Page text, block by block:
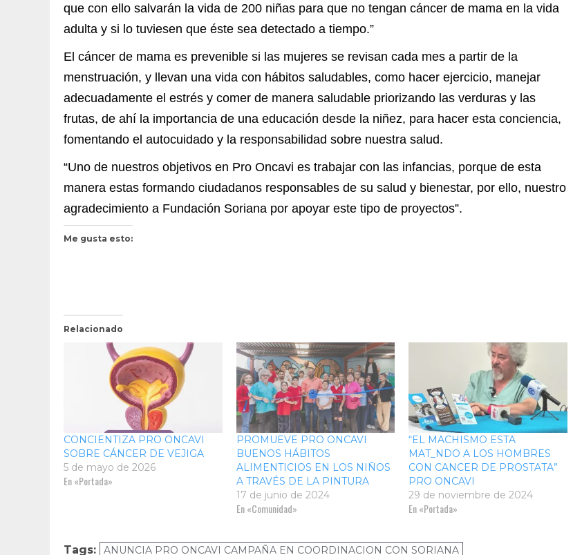
que con ello salvarán la vida de 200 niñas para que no tengan cáncer de mama en la vida
adulta y si lo tuviesen que éste sea detectado a tiempo.”
El cáncer de mama es prevenible si las mujeres se revisan cada mes a partir de la
menstruación, y llevan una vida con hábitos saludables, como hacer ejercicio, manejar
adecuadamente el estrés y comer de manera saludable priorizando las verduras y las
frutas, de ahí la importancia de una educación desde la niñez, para hacer esta conciencia,
fomentando el autocuidado y la responsabilidad sobre nuestra salud.
“Uno de nuestros objetivos en Pro Oncavi es trabajar con las infancias, porque de esta
manera estas formando ciudadanos responsables de su salud y bienestar, por ello, nuestro
agradecimiento a Fundación Soriana por apoyar este tipo de proyectos”.
Me gusta esto:
Relacionado
CONCIENTIZA PRO ONCAVI
SOBRE CÁNCER DE VEJIGA
5 de mayo de 2026
En «Portada»
PROMUEVE PRO ONCAVI
BUENOS HÁBITOS
ALIMENTICIOS EN LOS NIÑOS
A TRAVÉS DE LA PINTURA
17 de junio de 2024
En «Comunidad»
“EL MACHISMO ESTA
MAT_NDO A LOS HOMBRES
CON CANCER DE PROSTATA”
PRO ONCAVI
29 de noviembre de 2024
En «Portada»
Tags: ANUNCIA PRO ONCAVI CAMPAÑA EN COORDINACION CON SORIANA